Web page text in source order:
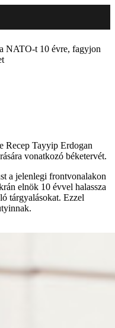
NATO-t 10 évre, fagyjon
Recep Tayyip Erdogan
vonatkozó béketervét.
a jelenlegi frontvonalakon
elnök 10 évvel halassza
tárgyalásokat. Ezzel